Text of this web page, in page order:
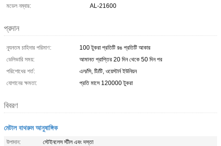
মডেল নম্বার:
AL-21600
প্রদান
ন্যূনতম চাহিদার পরিমাণ:
100 টুকরা প্রতিটি রঙ প্রতিটি আকার
ডেলিভারি সময়:
আমানত প্রাপ্তির 20 দিন থেকে 50 দিন পর
পরিশোধের শর্ত:
এল/সি, টি/টি, ওয়েস্টার্ন ইউনিয়ন
যোগানের ক্ষমতা:
প্রতি মাসে 120000 টুকরা
বিবরণ
মেটাল বাথরুম আনুষাঙ্গিক
উপাদান:
স্টেইনলেস স্টীল এবং দস্তা